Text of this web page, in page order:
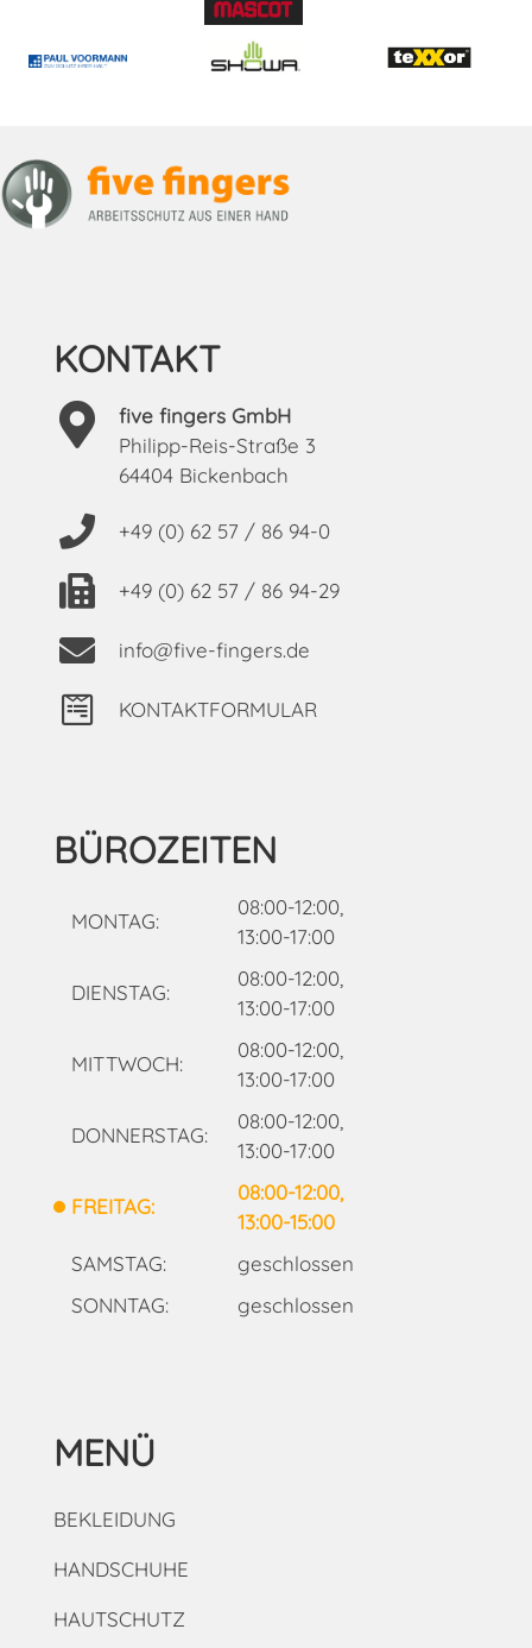
KONTAKT
five fingers GmbH
Philipp-Reis-Straße 3
64404 Bickenbach
+49 (0) 62 57 / 86 94-0
+49 (0) 62 57 / 86 94-29
info@five-fingers.de
KONTAKTFORMULAR
BÜROZEITEN
MONTAG:
08:00-12:00,
13:00-17:00
DIENSTAG:
08:00-12:00,
13:00-17:00
MITTWOCH:
08:00-12:00,
13:00-17:00
DONNERSTAG:
08:00-12:00,
13:00-17:00
FREITAG:
08:00-12:00,
13:00-15:00
SAMSTAG:
geschlossen
SONNTAG:
geschlossen
MENÜ
BEKLEIDUNG
HANDSCHUHE
HAUTSCHUTZ